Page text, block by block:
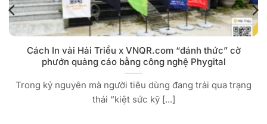
Cách In vải Hải Triều x VNQR.com “đánh thức” cờ
phướn quảng cáo bằng công nghệ Phygital
Trong kỷ nguyên mà người tiêu dùng đang trải qua trạng
thái “kiệt sức kỹ [...]